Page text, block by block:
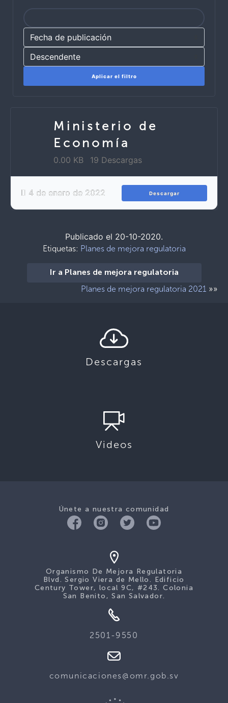
Aplicar el filtro
Ministerio de
Economía
0.00 KB 19 Descargas
4 de enero de 2022 Descargar
Publicado el 20-10-2020.
Etiquetas: Planes de mejora regulatoria
Ir a Planes de mejora regulatoria
Planes de mejora regulatoria 2021 »»
Descargas
Videos
Únete a nuestra comunidad
Organismo De Mejora Regulatoria
Blvd. Sergio Viera de Mello. Edificio
Century Tower, local 9C, #243. Colonia
San Benito, San Salvador.
2501-9550
comunicaciones@omr.gob.sv